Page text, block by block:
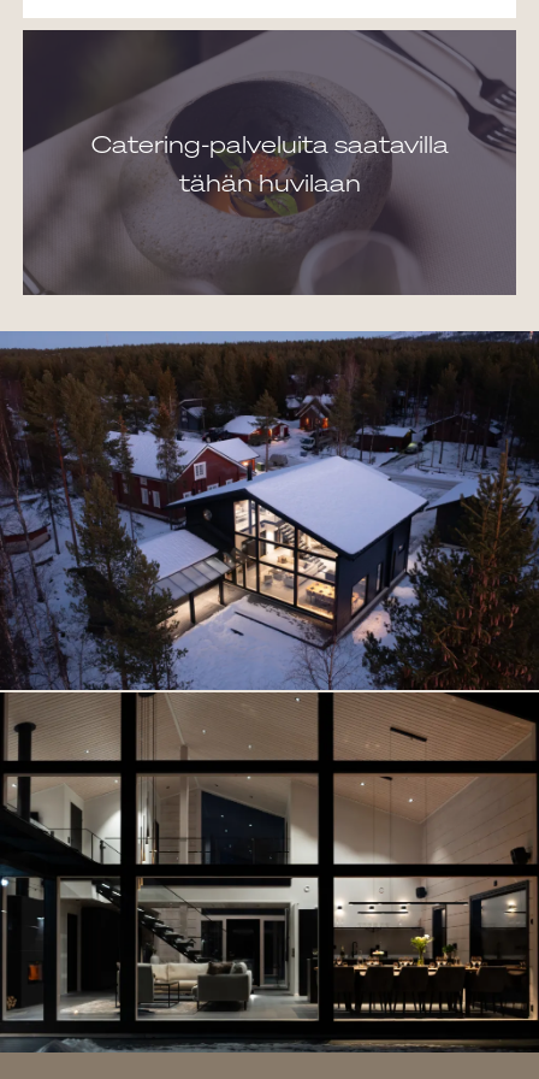
useiden mukautettavien palvelukokonaisuuksien kautta,
oli tarpeesi sitten lentokenttäkyyti tai all inclusive -loma.
VARUSTELU:
6 makuuhuonetta (2 x 180 cm + 8 x 90 cm sängyt +
vuodesohva 2:lle), enintään 14 henkilöä
4 wc:tä
3 suihkua
Varaava takka olohuoneessa (Tulikivi Saramo)
Lattialämmitys ja -jäähdytys (maalämpö)
4 älytelevisiota
Langaton äänijärjestelmä Genelec-kaiuttimilla
Langaton 5G-internet
Induktiokeittotaso / integroitu liesituuletin
Ruokailuastiasto 24 hengelle
Suuri patio, noin 60 m2
Ulkoporeallas 9 hengelle
Automaattinen ilmastointi
Integroitu astianpesukone
Integroitu jääkaappi/pakastin
Catering-palveluita saatavilla
tähän huvilaan